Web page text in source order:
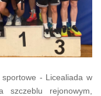
- Licealiada w
szczeblu rejonowym,